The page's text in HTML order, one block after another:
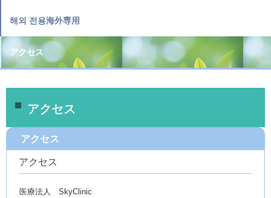
해외 전용海外専用
アクセス
アクセス
アクセス
アクセス
医療法人 SkyClinic